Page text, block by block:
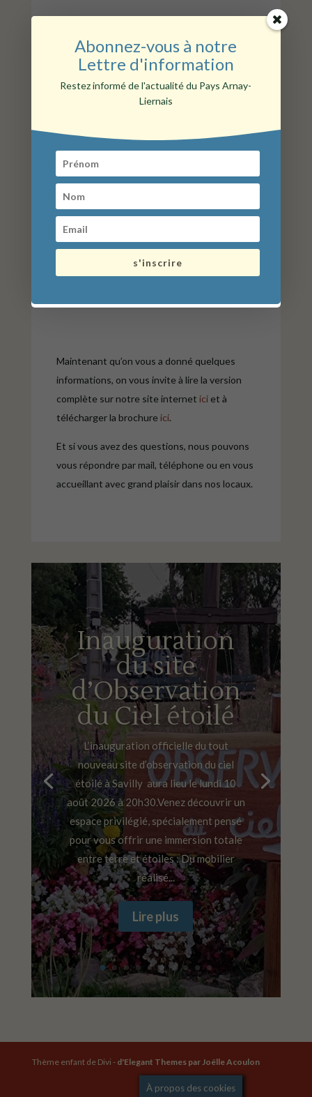
Maintenant qu’on vous a donné quelques
informations, on vous invite à lire la version
complète sur notre site internet iciet à
télécharger la brochure ici.
Et si vous avez des questions, nous pouvons
vous répondre par mail, téléphone ou en vous
accueillant avec grand plaisir dans nos locaux.
Inauguration
du site
d’Observation
du Ciel étoilé
L’inauguration officielle du tout
nouveau site d’observation du ciel
étoilé à Savilly aura lieu le lundi 10
août 2026 à 20h30.Venez découvrir un
espace privilégié, spécialement pensé
pour vous offrir une immersion totale
entre terre et étoiles : Du mobilier
réalisé...
Lire plus
Thème enfant de Divi - d'Elegant Themes par Joëlle Acoulon
À propos des cookies
Abonnez-vous à notre
Lettre d'information
Restez informé de l'actualité du Pays Arnay-
Liernais
s'inscrire